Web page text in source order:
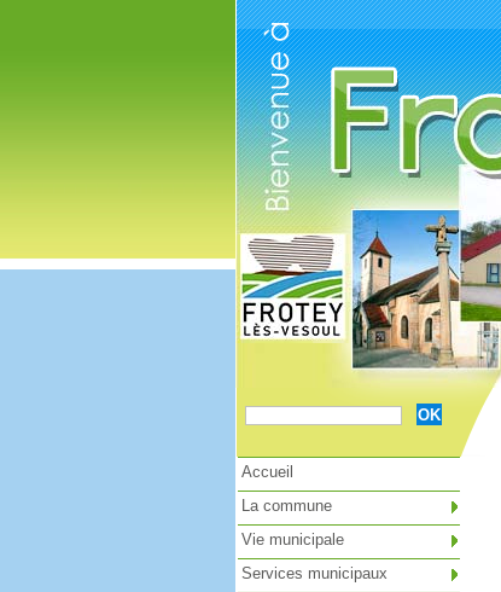
Accueil
La commune
Vie municipale
Services municipaux